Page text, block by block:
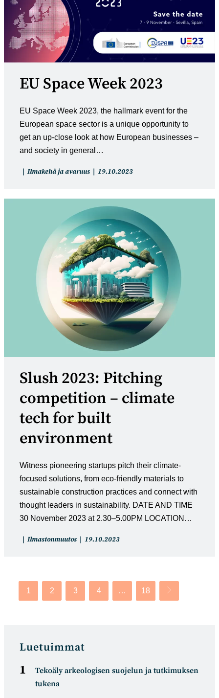
EU Space Week 2023
EU Space Week 2023, the hallmark event for the
European space sector is a unique opportunity to
get an up-close look at how European businesses –
and society in general…
Artikkelin
Ilmakehä ja avaruus
Artikkeli
19.10.2023
Slush 2023: Pitching
competition – climate
tech for built
environment
Witness pioneering startups pitch their climate-
focused solutions, from eco-friendly materials to
sustainable construction practices and connect with
thought leaders in sustainability. DATE AND TIME
30 November 2023 at 2.30–5.00PM LOCATION…
Artikkelin
Ilmastonmuutos
Artikkeli
19.10.2023
1 2 3 4 … 18 Siirry
Luetuimmat
Tekoäly arkeologisen suojelun ja tutkimuksen
tukena